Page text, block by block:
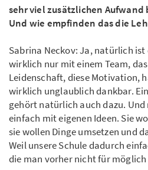
sehr viel zusätzlichen Aufwand
Und wie empfinden das die
Sabrina Neckov: Ja, natürlich ist
wirklich nur mit einem Team,
Leidenschaft, diese Motivation,
wirklich unglaublich dankbar.
gehört natürlich auch dazu. Und
einfach mit eigenen Ideen. Sie
sie wollen Dinge umsetzen und
Weil unsere Schule dadurch
die man vorher nicht für